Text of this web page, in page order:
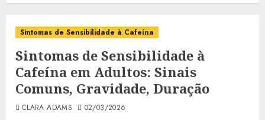
Sintomas de Sensibilidade à Cafeína
Sintomas de Sensibilidade à
Cafeína em Adultos: Sinais
Comuns, Gravidade, Duração
CLARA ADAMS 02/03/2026